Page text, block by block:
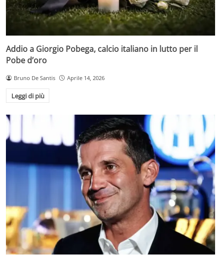
Addio a Giorgio Pobega, calcio italiano in lutto per il
Pobe d’oro
Bruno De Santis Aprile 14, 2026
Leggi di più